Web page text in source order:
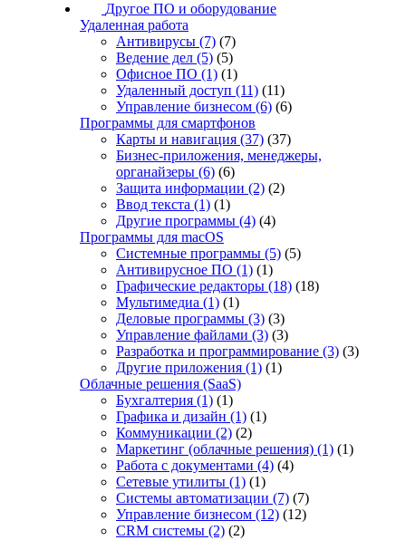
Другое ПО и оборудование
Удаленная работа
Антивирусы (7) (7)
Ведение дел (5) (5)
Офисное ПО (1) (1)
Удаленный доступ (11) (11)
Управление бизнесом (6) (6)
Программы для смартфонов
Карты и навигация (37) (37)
Бизнес-приложения, менеджеры,
органайзеры (6) (6)
Защита информации (2) (2)
Ввод текста (1) (1)
Другие программы (4) (4)
Программы для macOS
Системные программы (5) (5)
Антивирусное ПО (1) (1)
Графические редакторы (18) (18)
Мультимедиа (1) (1)
Деловые программы (3) (3)
Управление файлами (3) (3)
Разработка и программирование (3) (3)
Другие приложения (1) (1)
Облачные решения (SaaS)
Бухгалтерия (1) (1)
Графика и дизайн (1) (1)
Коммуникации (2) (2)
Маркетинг (облачные решения) (1) (1)
Работа с документами (4) (4)
Сетевые утилиты (1) (1)
Системы автоматизации (7) (7)
Управление бизнесом (12) (12)
CRM системы (2) (2)